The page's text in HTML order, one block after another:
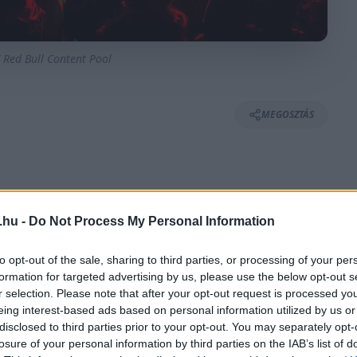
- Do Not Process My Personal Information
opt-out of the sale, sharing to third parties, or processing of your
for targeted advertising by us, please use the below opt-out
selection. Please note that after your opt-out request is processed
interest-based ads based on personal information utilized by us
to third parties prior to your opt-out. You may separately
of your personal information by third parties on the IAB’s list of
Red Bull Content Pool
MEGOSZTÁS
napot a Montén, miközben Elfyn
Thierry Neuville és Josh McErlean is
hiba miatt vesztett nagyon sok időt.
teljesítményét a Monte pénteki napján, amit